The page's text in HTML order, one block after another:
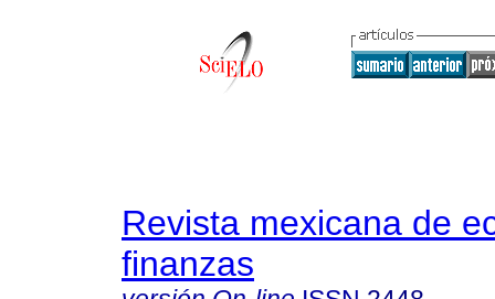
Revista mexicana de
finanzas